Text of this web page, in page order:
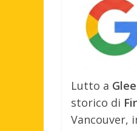
Lutto a Glee
storico di
Vancouver,